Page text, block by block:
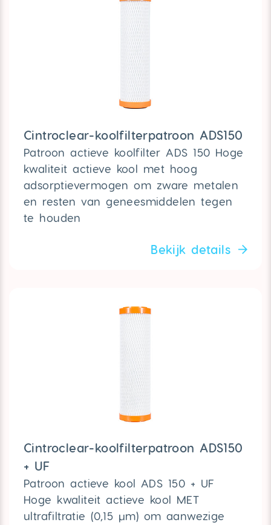
Cintroclear-koolfilterpatroon ADS150
Patroon actieve koolfilter ADS 150 Hoge
kwaliteit actieve kool met hoog
adsorptievermogen om zware metalen
en resten van geneesmiddelen tegen
te houden
Bekijk details
Cintroclear-koolfilterpatroon ADS150
+ UF
Patroon actieve kool ADS 150 + UF
Hoge kwaliteit actieve kool MET
ultrafiltratie (0,15 µm) om aanwezige